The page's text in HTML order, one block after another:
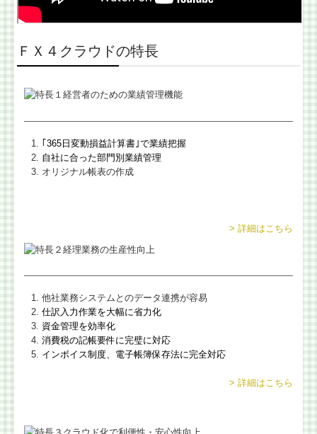
税務カレンダー
問い合わせ
ＦＸ４クラウドの特長
｢365日変動損益計算書｣で業績把握
自社に合った部門別業績管理
オリジナル帳表の作成
> 詳細はこちら
他社業務システムとのデータ連携が容易
仕訳入力作業を大幅に省力化
資金管理を効率化
消費税の記帳要件に完璧に対応
インボイス制度、電子帳簿保存法に完全対応
> 詳細はこちら